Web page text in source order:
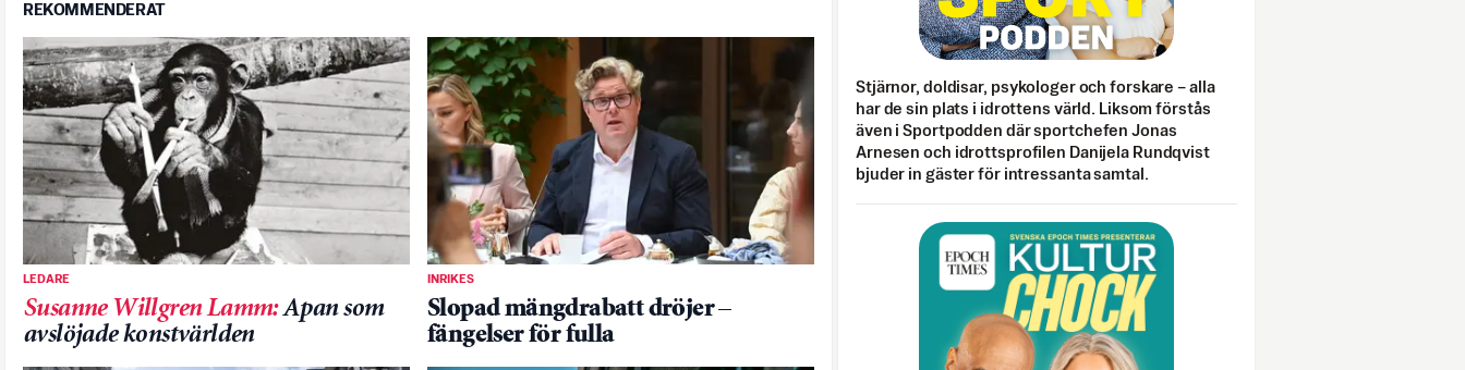
REKOMMENDERAT
LEDARE
Susanne Willgren Lamm:Apan som
avslöjade konstvärlden
INRIKES
Slopad mängdrabatt dröjer –
fängelser för fulla
Stjärnor, doldisar, psykologer och forskare – alla
har de sin plats i idrottens värld. Liksom förstås
även i Sportpodden där sportchefen Jonas
Arnesen och idrottsprofilen Danijela Rundqvist
bjuder in gäster för intressanta samtal.